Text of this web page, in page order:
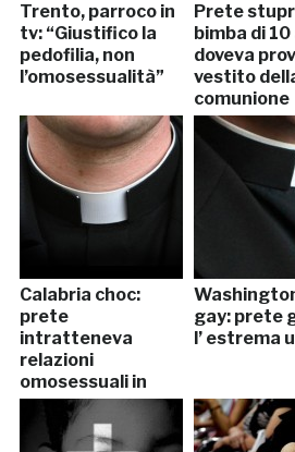
Trento, parroco in
tv: “Giustifico la
pedofilia, non
l’omosessualità”
Prete
bimba di 10
doveva
vestito
comunione
Calabria choc:
prete
intratteneva
relazioni
omosessuali in
chat
gay: prete
l’ estrema